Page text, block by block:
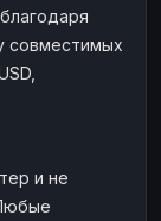
совместимых
и не